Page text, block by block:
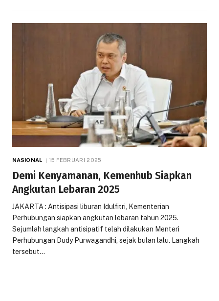
NASIONAL 15 FEBRUARI 2025
Demi Kenyamanan, Kemenhub Siapkan
Angkutan Lebaran 2025
JAKARTA : Antisipasi liburan Idulfitri, Kementerian
Perhubungan siapkan angkutan lebaran tahun 2025.
Sejumlah langkah antisipatif telah dilakukan Menteri
Perhubungan Dudy Purwagandhi, sejak bulan lalu. Langkah
tersebut…